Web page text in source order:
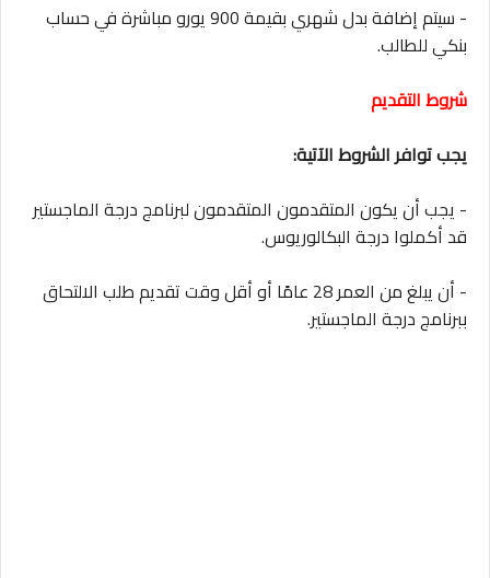
- سيتم إضافة بدل شهري بقيمة 900 يورو مباشرة في حساب
بنكي للطالب.
شروط التقديم
يجب توافر الشروط الآتية:
- يجب أن يكون المتقدمون المتقدمون لبرنامج درجة الماجستير
قد أكملوا درجة البكالوريوس.
- أن يبلغ من العمر 28 عامًا أو أقل وقت تقديم طلب الالتحاق
ببرنامج درجة الماجستير.